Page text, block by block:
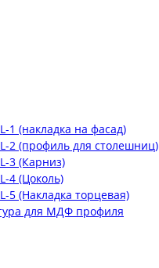
1 (накладка на фасад)
2 (профиль для столешниц)
3 (Карниз)
4 (Цоколь)
5 (Накладка торцевая)
для МДФ профиля